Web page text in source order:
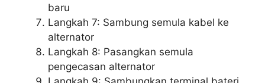
baru
Langkah 7: Sambung semula kabel ke
alternator
Langkah 8: Pasangkan semula
pengecasan alternator